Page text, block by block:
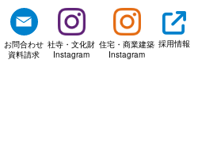
お問合わせ
資料請求
社寺・文化財
Instagram
住宅・商業建築
Instagram
採用情報